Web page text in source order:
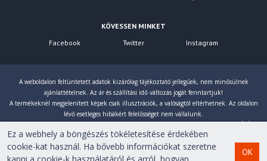
KÖVESSEN MINKET
Facebook
Twitter Instagram
A weboldalon feltüntetett adatok kizárólag tájékoztató jellegűek, nem minősülnek
ajánlattételnek. Az ár és szállítási idő változás jogát fenntartjuk!
A termékeknél megjelenített képek csak illusztrációk, a valóságtól eltérhetnek. Az oldalon
lévő esetleges hibákért felelősséget nem vállalunk.
Eltérés esetén a gyártó által megadott paraméterek érvényesek! Bruttó árainkat 27% ÁFÁ-val
számoljuk!
Ez a webhely a böngészés tökéletesítése érdekében
cookie-kat használ. Ha bővebb információkat szeretne
OK